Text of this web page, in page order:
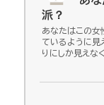
派？
あなたはこの女
ているように見
りにしか見えな